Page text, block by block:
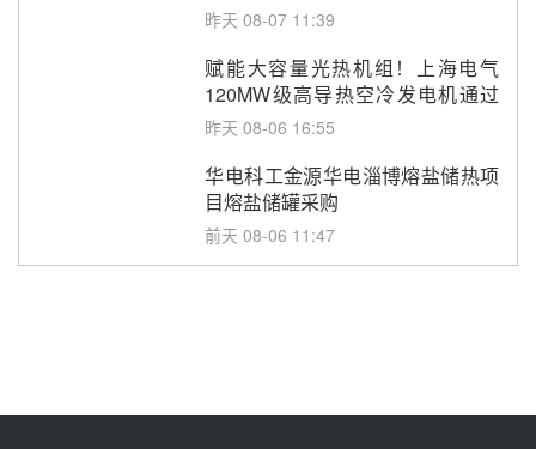
改造项目初步设计第三方评审服务
昨天 08-07 11:39
赋能大容量光热机组！上海电气
120MW级高导热空冷发电机通过
型式试验
昨天 08-06 16:55
华电科工金源华电淄博熔盐储热项
目熔盐储罐采购
前天 08-06 11:47
光热示范电站二列蒸汽发生器设备